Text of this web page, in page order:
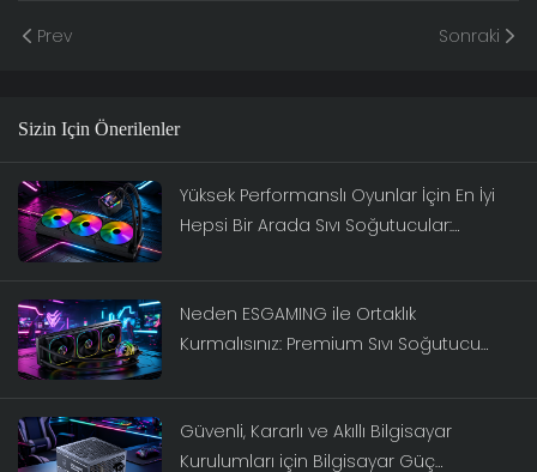
Prev Sonraki
Sizin Için Önerilenler
Yüksek Performanslı Oyunlar İçin En İyi
Hepsi Bir Arada Sıvı Soğutucular:
Neden ESGAMING ile Ortaklık
Kurmalısınız: Premium Sıvı Soğutucu
Güvenli, Kararlı ve Akıllı Bilgisayar
Kurulumları için Bilgisayar Güç